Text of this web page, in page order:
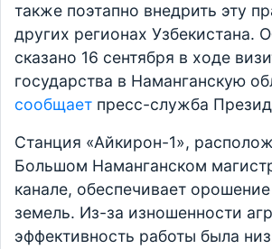
также поэтапно внедрить эту
других регионах Узбекистана.
сказано 16 сентября в ходе
государства в Наманганскую
сообщает пресс-служба
Станция «Айкирон-1»,
Большом Наманганском
канале, обеспечивает
земель. Из-за изношенности
эффективность работы была